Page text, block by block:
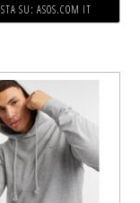
SU: ASOS.COM IT